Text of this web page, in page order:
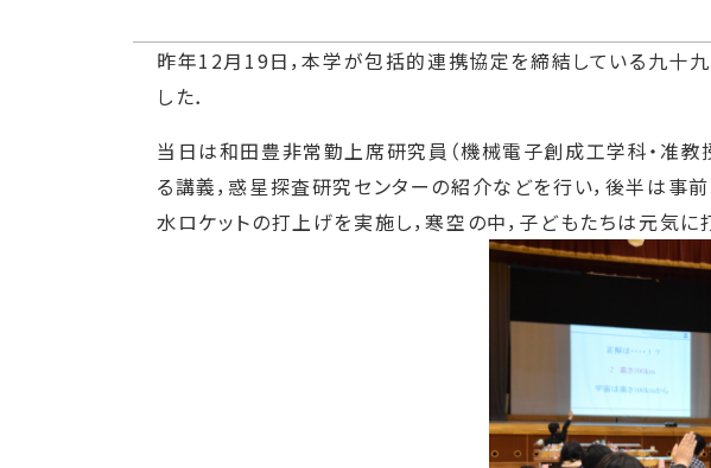
昨年12月19日，本学が包括的連携協定を締結している九十
した．
当日は和田豊非常勤上席研究員（機械電子創成工学科・准教
る講義，惑星探査研究センターの紹介などを行い，後半は事
水ロケットの打上げを実施し，寒空の中，子どもたちは元気に